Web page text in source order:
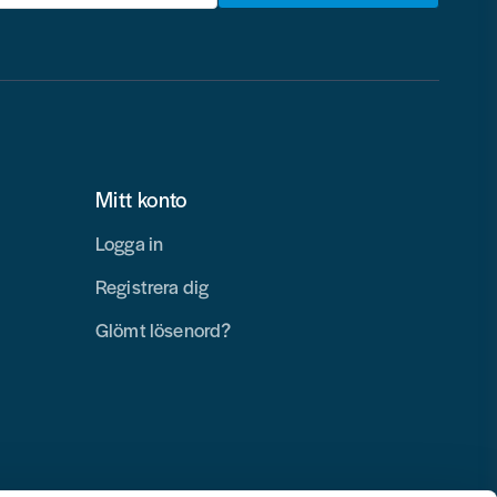
Mitt konto
Logga in
Registrera dig
Glömt lösenord?